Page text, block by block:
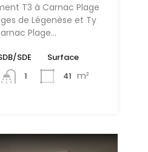
T3 à Carnac Plage
de Légenèse et Ty
Plage…
SDE
1
Surface
41 m²